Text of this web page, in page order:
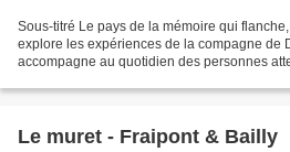
Sous-titré Le pays de la mémoire qui
explore les expériences de la compagne de
accompagne au quotidien des personnes
Le muret - Fraipont & Bailly